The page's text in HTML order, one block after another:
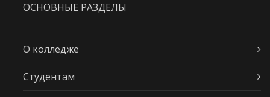
ОСНОВНЫЕ РАЗДЕЛЫ
О колледже
Студентам